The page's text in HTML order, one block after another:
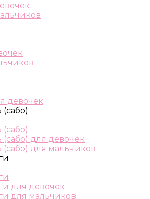
девочек
(сабо)
(сабо) для девочек
(сабо) для мальчиков
для девочек
для мальчиков